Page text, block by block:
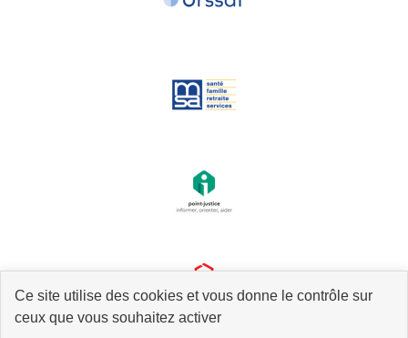
Ce site utilise des cookies et vous donne le contrôle sur
ceux que vous souhaitez activer